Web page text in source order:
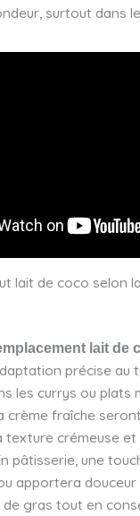
surtout dans
lait de coco selon
lait de
précise au
les currys ou plats
crème fraîche
texture crémeuse et
pâtisserie, une
apportera douceur
de gras tout en